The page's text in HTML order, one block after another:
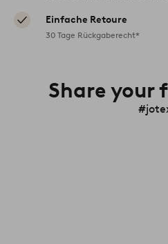
Einfache Retoure
30 Tage Rückgaberecht*
Share your